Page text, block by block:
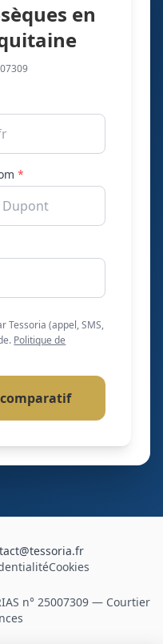
en
*
Tessoria (appel, SMS,
Politique de
Cookies
n° 25007309 — Courtier